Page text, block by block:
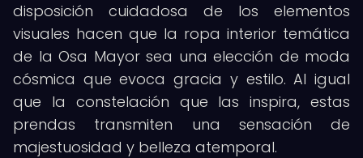
disposición cuidadosa de los elementos
visuales hacen que la ropa interior temática
de la Osa Mayor sea una elección de moda
cósmica que evoca gracia y estilo. Al igual
que la constelación que las inspira, estas
prendas transmiten una sensación de
majestuosidad y belleza atemporal.